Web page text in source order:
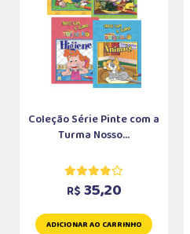
Coleção Série Pinte com a
Turma Nosso...
R$ 35,20
ADICIONAR AO CARRINHO